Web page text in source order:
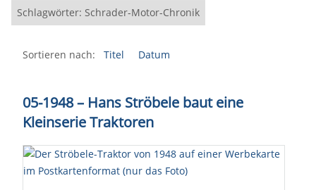
Schlagwörter: Schrader-Motor-Chronik
Sortieren nach: Titel Datum
05-1948– Hans Ströbele baut eine
Kleinserie Traktoren